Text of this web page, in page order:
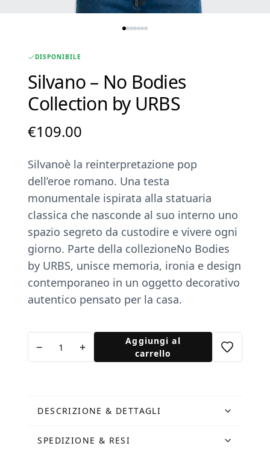
DISPONIBILE
Silvano – No Bodies
Collection by URBS
€109.00
Silvanoè la reinterpretazione pop
dell’eroe romano. Una testa
monumentale ispirata alla statuaria
classica che nasconde al suo interno uno
spazio segreto da custodire e vivere ogni
giorno. Parte della collezioneNo Bodies
by URBS, unisce memoria, ironia e design
contemporaneo in un oggetto decorativo
autentico pensato per la casa.
by
quantità
− +
Aggiungi al
carrello
DESCRIZIONE & DETTAGLI
SPEDIZIONE & RESI